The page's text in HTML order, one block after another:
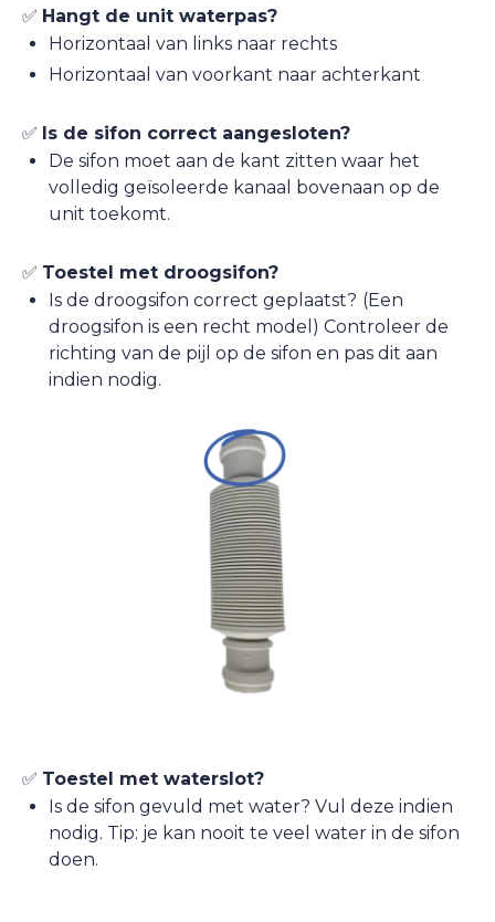
✅ Hangt de unit waterpas?
Horizontaal van links naar rechts
Horizontaal van voorkant naar achterkant
✅ Is de sifon correct aangesloten?
De sifon moet aan de kant zitten waar het
volledig geïsoleerde kanaal bovenaan op de
unit toekomt.
✅ Toestel met droogsifon?
Is de droogsifon correct geplaatst? (Een
droogsifon is een recht model) Controleer de
richting van de pijl op de sifon en pas dit aan
indien nodig.
✅ Toestel met waterslot?
Is de sifon gevuld met water? Vul deze indien
nodig. Tip: je kan nooit te veel water in de sifon
doen.